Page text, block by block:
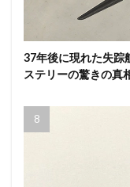
37年後に現れた失踪
ステリーの驚きの真